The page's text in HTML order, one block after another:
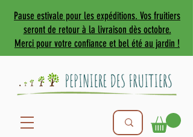
Pause estivale pour les expéditions. Vos fruitiers
seront de retour à la livraison dès octobre.
Merci pour votre confiance et bel été au jardin !